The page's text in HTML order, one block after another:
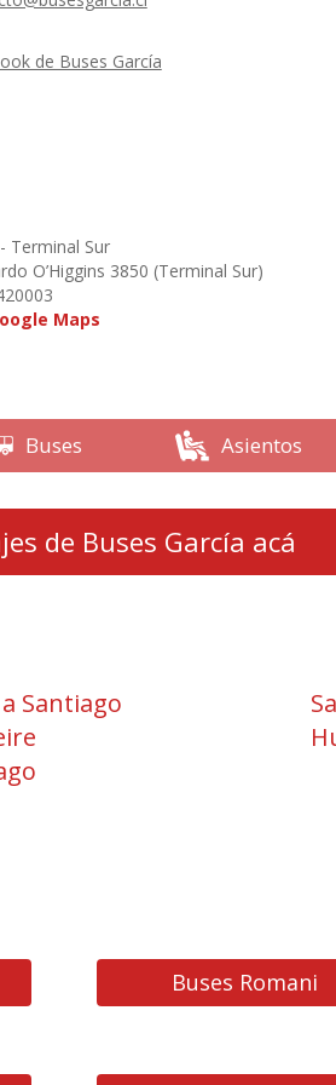
de Buses García
Terminal Sur
O’Higgins 3850 (Terminal Sur)
Maps
Buses Asientos
de Buses García acá
Santiago
Buses Romani